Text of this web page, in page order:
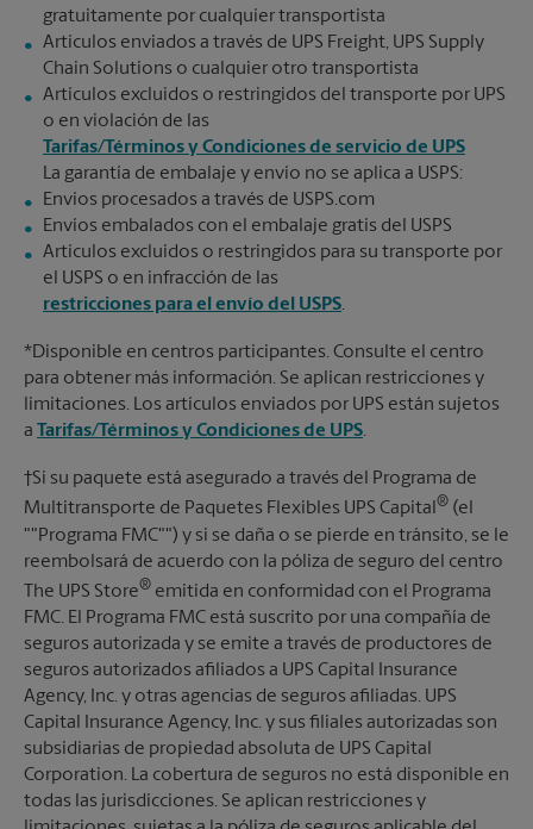
gratuitamente por cualquier transportista
Artículos enviados a través de UPS Freight, UPS Supply
Chain Solutions o cualquier otro transportista
Artículos excluidos o restringidos del transporte por UPS
o en violación de las
Tarifas/Términos y Condiciones de servicio de UPS
La garantía de embalaje y envío no se aplica a USPS:
Envíos procesados a través de USPS.com
Envíos embalados con el embalaje gratis del USPS
Artículos excluidos o restringidos para su transporte por
el USPS o en infracción de las
restricciones para el envío del USPS.
*Disponible en centros participantes. Consulte el centro
para obtener más información. Se aplican restricciones y
limitaciones. Los artículos enviados por UPS están sujetos
a Tarifas/Términos y Condiciones de UPS.
†Si su paquete está asegurado a través del Programa de
Multitransporte de Paquetes Flexibles UPS Capital® (el
""Programa FMC"") y si se daña o se pierde en tránsito, se le
reembolsará de acuerdo con la póliza de seguro del centro
The UPS Store® emitida en conformidad con el Programa
FMC. El Programa FMC está suscrito por una compañía de
seguros autorizada y se emite a través de productores de
seguros autorizados afiliados a UPS Capital Insurance
Agency, Inc. y otras agencias de seguros afiliadas. UPS
Capital Insurance Agency, Inc. y sus filiales autorizadas son
subsidiarias de propiedad absoluta de UPS Capital
Corporation. La cobertura de seguros no está disponible en
todas las jurisdicciones. Se aplican restricciones y